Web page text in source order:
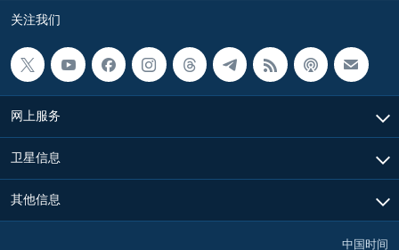
关注我们
网上服务
卫星信息
其他信息
中国时间